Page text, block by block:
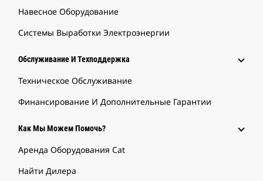
Навесное Оборудование
Системы Выработки Электроэнергии
Обслуживание И Техподдержка
Техническое Обслуживание
Финансирование И Дополнительные Гарантии
Как Мы Можем Помочь?
Аренда Оборудования Cat
Найти Дилера